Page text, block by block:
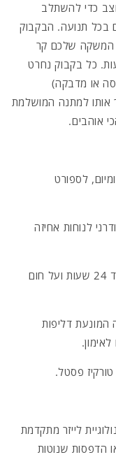
כדי להשתלב
בכל תנועה.הבקבוק
המשקה שלכם קר
כל בקבוק נחרט
או מדבקה)
אותו למתנה המושלמת
אוהבים.
לספורט
לנוחות אחיזה
שומר על קור עד 24 שעות ועל חום
המונעת דליפות
פסטל.
לייזר מתקדמת
הדפסות שנוטות